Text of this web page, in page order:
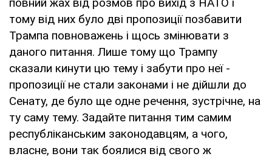
тому від них було дві пропозиції позбавити
Трампа повноважень і щось змінювати з
даного питання. Лише тому що Трампу
сказали кинути цю тему і забути про неї -
пропозиції не стали законами і не дійшли до
Сенату, де було ще одне речення, зустрічне, на
ту саму тему. Задайте питання тим самим
республіканським законодавцям, а чого,
власне, вони так боялися від свого ж